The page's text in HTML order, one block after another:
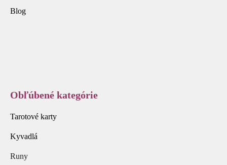
Blog
Obľúbené kategórie
Tarotové karty
Kyvadlá
Runy